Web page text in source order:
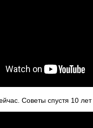
Советы спустя 10 лет